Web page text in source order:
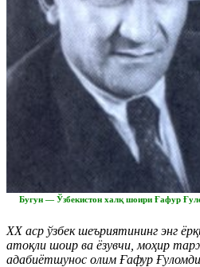
Бугун — Ўзбекистон халқ шоири Ғафур
ХХ аср ўзбек шеъриятининг энг
атоқли шоир ва ёзувчи, моҳир
адабиётшунос олим Ғафур